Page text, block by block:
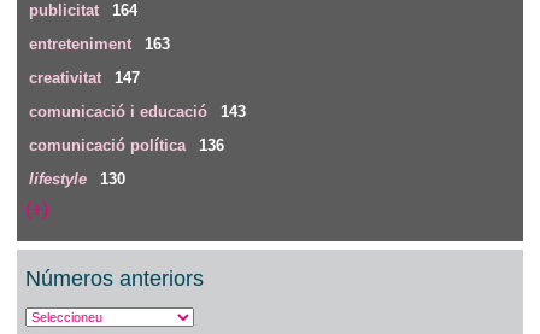
publicitat
164
entreteniment
163
creativitat
147
comunicació i educació
143
comunicació política
136
lifestyle
130
(+)
Números anteriors